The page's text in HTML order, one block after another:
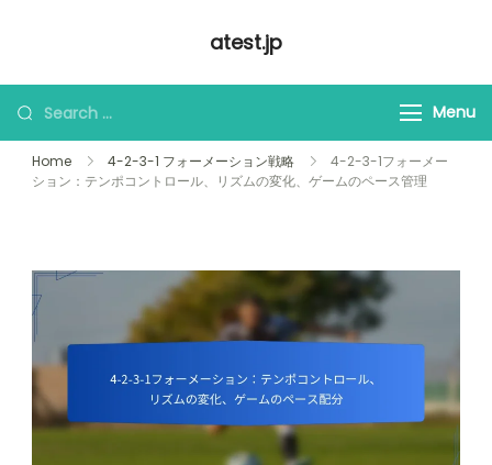
atest.jp
Looking
for
Something?
Menu
Home 4-2-3-1 フォーメーション戦略
4-2-3-1フォーメー
ション：テンポコントロール、リズムの変化、ゲームのペース管理